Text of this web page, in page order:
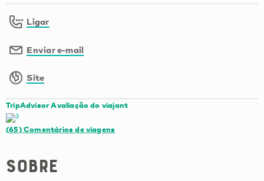
Ligar
Enviar e-mail
Site
TripAdvisor Avaliação do viajant
(65)Comentários de viagens
Sobre